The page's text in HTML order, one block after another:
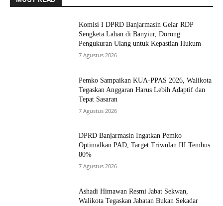
Komisi I DPRD Banjarmasin Gelar RDP
Sengketa Lahan di Banyiur, Dorong
Pengukuran Ulang untuk Kepastian Hukum
7 Agustus 2026
Pemko Sampaikan KUA-PPAS 2026, Walikota
Tegaskan Anggaran Harus Lebih Adaptif dan
Tepat Sasaran
7 Agustus 2026
DPRD Banjarmasin Ingatkan Pemko
Optimalkan PAD, Target Triwulan III Tembus
80%
7 Agustus 2026
Ashadi Himawan Resmi Jabat Sekwan,
Walikota Tegaskan Jabatan Bukan Sekadar